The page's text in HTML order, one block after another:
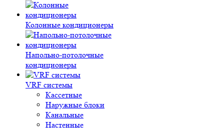
Колонные кондиционеры
Напольно-потолочные
кондиционеры
VRF системы
Кассетные
Наружные блоки
Канальные
Настенные